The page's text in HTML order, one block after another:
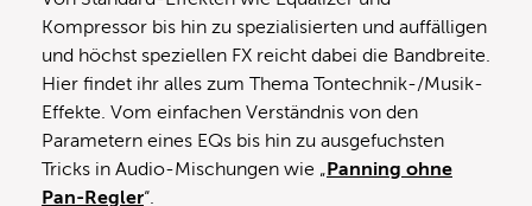
Kompressor bis hin zu spezialisierten und auffälligen
und höchst speziellen FX reicht dabei die Bandbreite.
Hier findet ihr alles zum Thema Tontechnik-/Musik-
Effekte. Vom einfachen Verständnis von den
Parametern eines EQs bis hin zu ausgefuchsten
Tricks in Audio-Mischungen wie „Panning ohne
Pan-Regler“.